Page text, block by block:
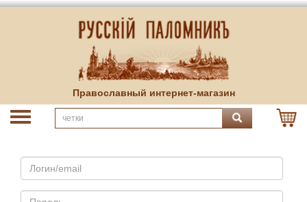
Православный интернет-магазин
Email
Пароль